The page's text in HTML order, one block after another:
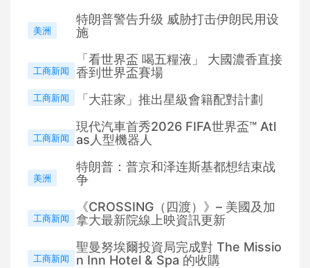
美洲
特朗普警告升级 威胁打击伊朗民用设
施
工商新闻
「看世界盃 喝五糧液」 大國濃香直接
香到世界盃賽場
工商新闻 「大莊家」推出星級會籍配對計劃
工商新闻
現代汽車首秀2026 FIFA世界盃™ Atl
as人型機器人
美洲
特朗普：普京和泽连斯基都想结束战
争
工商新闻
《CROSSING（四渡）》– 美國及加
拿大最新院線上映資訊更新
工商新闻
聖曼努埃爾投資局完成對 The Missio
n Inn Hotel & Spa 的收購